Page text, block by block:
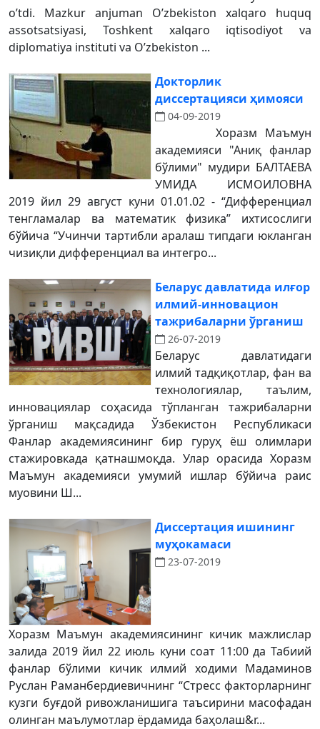
o’tdi. Mazkur anjuman O’zbekiston xalqaro huquq
assotsatsiyasi, Toshkent xalqaro iqtisodiyot va
diplomatiya instituti va O’zbekiston ...
Докторлик
диссертацияси ҳимояси
04-09-2019
Хоразм Маъмун
академияси "Аниқ фанлар
бўлими" мудири БАЛТАЕВА
УМИДА ИСМОИЛОВНА
2019 йил 29 август куни 01.01.02 - “Дифференциал
тенгламалар ва математик физика” ихтисослиги
бўйича “Учинчи тартибли аралаш типдаги юкланган
чизиқли дифференциал ва интегро...
Беларус давлатида илғор
илмий-инновацион
тажрибаларни ўрганиш
26-07-2019
Беларус давлатидаги
илмий тадқиқотлар, фан ва
технологиялар, таълим,
инновациялар соҳасида тўпланган тажрибаларни
ўрганиш мақсадида Ўзбекистон Республикаси
Фанлар академиясининг бир гуруҳ ёш олимлари
стажировкада қатнашмоқда. Улар орасида Хоразм
Маъмун академияси умумий ишлар бўйича раис
муовини Ш...
Диссертация ишининг
муҳокамаси
23-07-2019
Хоразм Маъмун академиясининг кичик мажлислар
залида 2019 йил 22 июль куни соат 11:00 да Табиий
фанлар бўлими кичик илмий ходими Мадаминов
Руслан Раманбердиевичнинг “Стресс факторларнинг
кузги буғдой ривожланишига таъсирини масофадан
олинган маълумотлар ёрдамида баҳолаш&r...